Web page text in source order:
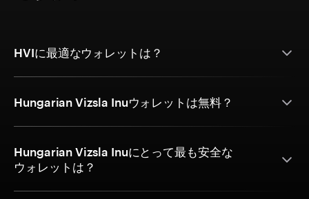
HVIに最適なウォレットは？
Hungarian Vizsla Inuウォレットは無料？
Hungarian Vizsla Inuにとって最も安全な
ウォレットは？